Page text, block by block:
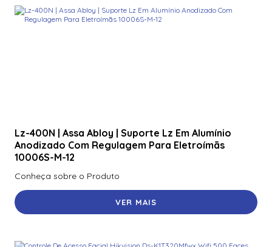
Lz-400N | Assa Abloy | Suporte Lz Em Alumínio
Anodizado Com Regulagem Para Eletroímãs
10006S-M-12
Conheça sobre o Produto
VER MAIS